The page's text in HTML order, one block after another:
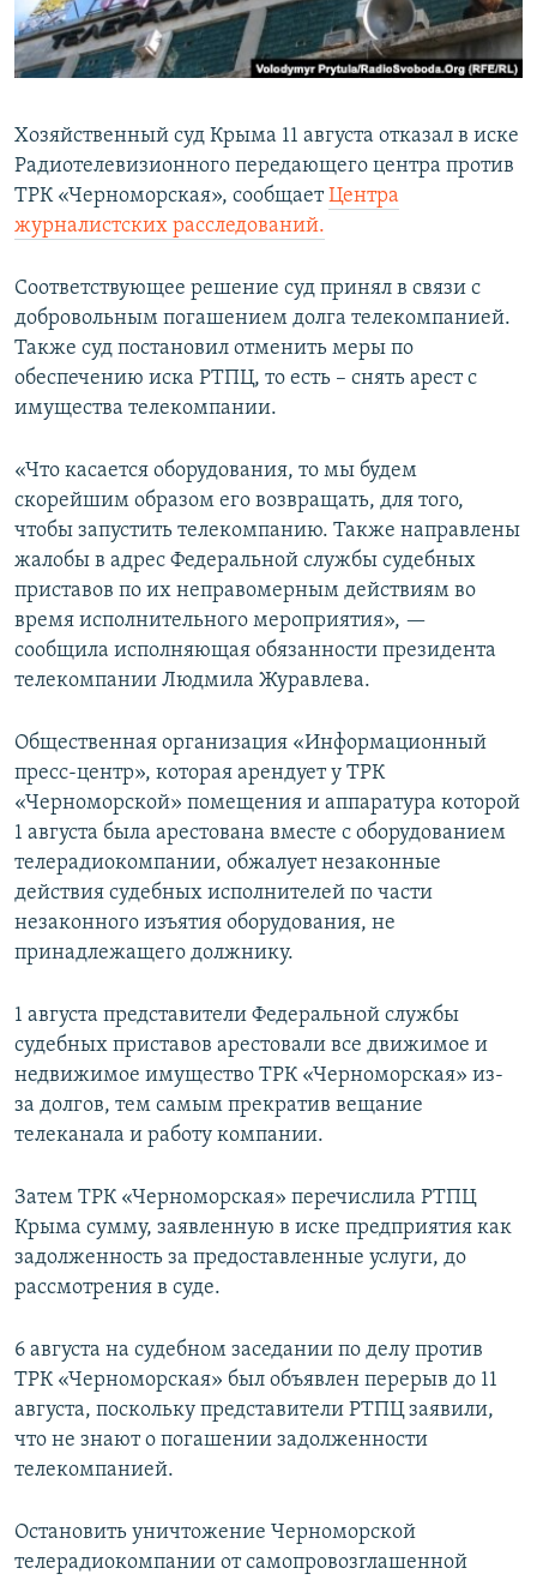
ПОБЕДИТЕЛЕЙ НЕ СУДЯТ?
КРЫМ.НЕПОКОРЕННЫЙ
УКРАИНСКАЯ ПРОБЛЕМА КРЫМА
ПРИСОЕДИНЯЙТЕСЬ!
Все сайты RFE/RL
Хозяйственный суд Крыма 11 августа отказал в иске
Радиотелевизионного передающего центра против
ТРК «Черноморская», сообщаетЦентра
журналистских расследований.
Соответствующее решение суд принял в связи с
добровольным погашением долга телекомпанией.
Также суд постановил отменить меры по
обеспечению иска РТПЦ, то есть – снять арест с
имущества телекомпании.
«Что касается оборудования, то мы будем
скорейшим образом его возвращать, для того,
чтобы запустить телекомпанию. Также направлены
жалобы в адрес Федеральной службы судебных
приставов по их неправомерным действиям во
время исполнительного мероприятия», —
сообщила исполняющая обязанности президента
телекомпании Людмила Журавлева.
Общественная организация «Информационный
пресс-центр», которая арендует у ТРК
«Черноморской» помещения и аппаратура которой
1 августа была арестована вместе с оборудованием
телерадиокомпании, обжалует незаконные
действия судебных исполнителей по части
незаконного изъятия оборудования, не
принадлежащего должнику.
1 августа представители Федеральной службы
судебных приставов арестовали все движимое и
недвижимое имущество ТРК «Черноморская» из-
за долгов, тем самым прекратив вещание
телеканала и работу компании.
Затем ТРК «Черноморская» перечислила РТПЦ
Крыма сумму, заявленную в иске предприятия как
задолженность за предоставленные услуги, до
рассмотрения в суде.
6 августа на судебном заседании по делу против
ТРК «Черноморская» был объявлен перерыв до 11
августа, поскольку представители РТПЦ заявили,
что не знают о погашении задолженности
телекомпанией.
Остановить уничтожение Черноморской
телерадиокомпании от самопровозглашенной